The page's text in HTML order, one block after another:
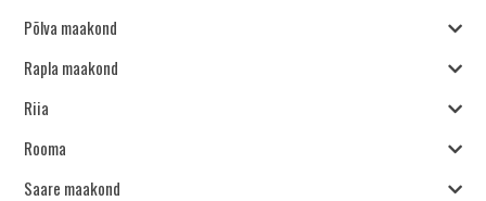
Põlva maakond
Rapla maakond
Riia
Rooma
Saare maakond